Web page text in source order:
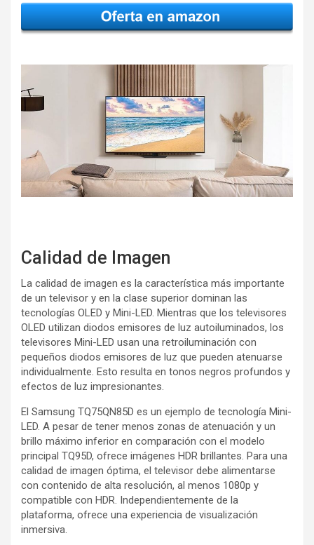
Calidad de Imagen
La calidad de imagen es la característica más importante
de un televisor y en la clase superior dominan las
tecnologías OLED y Mini-LED. Mientras que los televisores
OLED utilizan diodos emisores de luz autoiluminados, los
televisores Mini-LED usan una retroiluminación con
pequeños diodos emisores de luz que pueden atenuarse
individualmente. Esto resulta en tonos negros profundos y
efectos de luz impresionantes.
El Samsung TQ75QN85D es un ejemplo de tecnología Mini-
LED. A pesar de tener menos zonas de atenuación y un
brillo máximo inferior en comparación con el modelo
principal TQ95D, ofrece imágenes HDR brillantes. Para una
calidad de imagen óptima, el televisor debe alimentarse
con contenido de alta resolución, al menos 1080p y
compatible con HDR. Independientemente de la
plataforma, ofrece una experiencia de visualización
inmersiva.